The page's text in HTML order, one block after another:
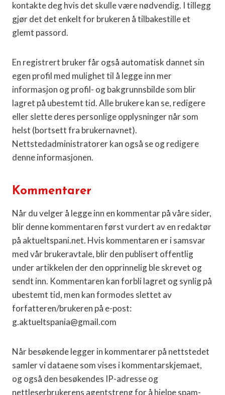
kontakte deg hvis det skulle være nødvendig. I tillegg
gjør det det enkelt for brukeren å tilbakestille et
glemt passord.
En registrert bruker får også automatisk dannet sin
egen profil med mulighet til å legge inn mer
informasjon og profil- og bakgrunnsbilde som blir
lagret på ubestemt tid. Alle brukere kan se, redigere
eller slette deres personlige opplysninger når som
helst (bortsett fra brukernavnet).
Nettstedadministratorer kan også se og redigere
denne informasjonen.
Kommentarer
Når du velger å legge inn en kommentar på våre sider,
blir denne kommentaren først vurdert av en redaktør
på aktueltspani.net. Hvis kommentaren er i samsvar
med vår brukeravtale, blir den publisert offentlig
under artikkelen der den opprinnelig ble skrevet og
sendt inn. Kommentaren kan forbli lagret og synlig på
ubestemt tid, men kan formodes slettet av
forfatteren/brukeren på e-post:
g.aktueltspania@gmail.com
Når besøkende legger in kommentarer på nettstedet
samler vi dataene som vises i kommentarskjemaet,
og også den besøkendes IP-adresse og
nettleserbrukerens agentstreng for å hjelpe spam-